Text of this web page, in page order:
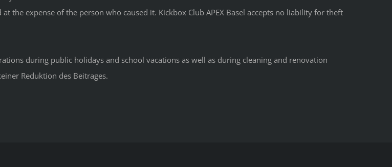
the expense of the person who caused it. Kickbox Club APEX Basel accepts no liability for theft
during public holidays and school vacations as well as during cleaning and renovation
Reduktion des Beitrages.